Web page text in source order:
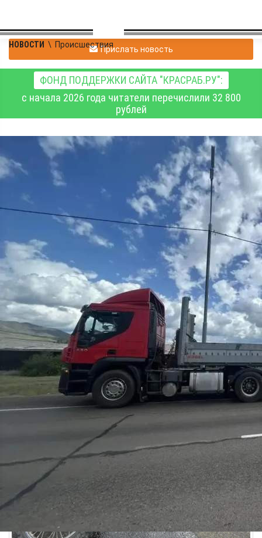
НОВОСТИ \ ПроисшествияПрислать новость
ФОНД ПОДДЕРЖКИ САЙТА "КРАСРАБ.РУ":
с начала 2026 года читатели перечислили 32 800
рублей
В Туве после
столкновения с
грузовым автомобилем
погиб мотоциклист
Происшествия
07.07.2026 09:37472